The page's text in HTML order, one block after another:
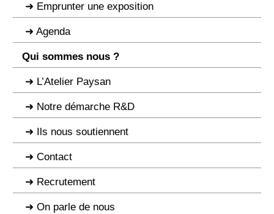
Emprunter une exposition
Agenda
Qui sommes nous ?
L’Atelier Paysan
Notre démarche R&D
Ils nous soutiennent
Contact
Recrutement
On parle de nous